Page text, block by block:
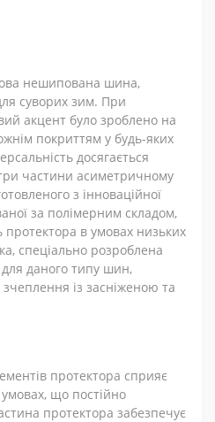
нешипована шина,
суворих зим. При
акцент було зроблено на
покриттям у будь-яких
досягається
частини асиметричному
з інноваційної
за полімерним складом,
протектора в умовах низьких
спеціально розроблена
даного типу шин,
із засніженою та
протектора сприяє
умовах, що постійно
протектора забезпечує